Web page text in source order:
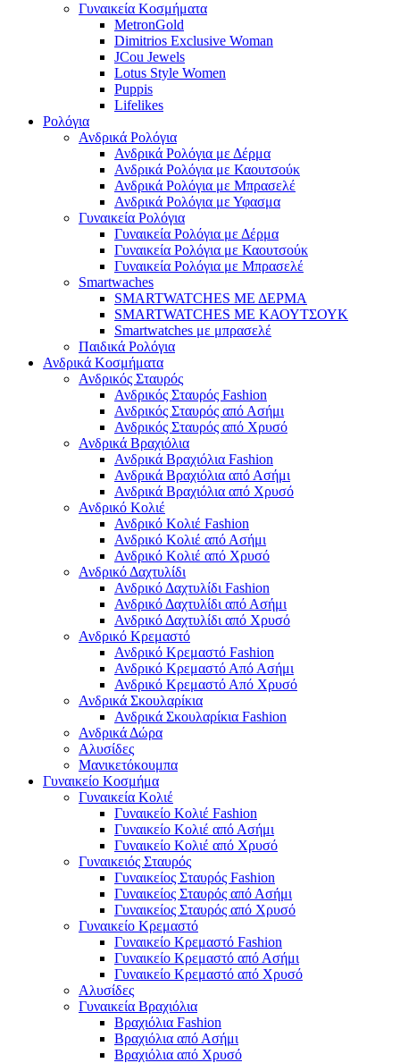
Γυναικεία Κοσμήματα
MetronGold
Dimitrios Exclusive Woman
JCou Jewels
Lotus Style Women
Puppis
Lifelikes
Ρολόγια
Ανδρικά Ρολόγια
Ανδρικά Ρολόγια με Δέρμα
Ανδρικά Ρολόγια με Καουτσούκ
Ανδρικά Ρολόγια με Μπρασελέ
Ανδρικά Ρολόγια με Υφασμα
Γυναικεία Ρολόγια
Γυναικεία Ρολόγια με Δέρμα
Γυναικεία Ρολόγια με Καουτσούκ
Γυναικεία Ρολόγια με Μπρασελέ
Smartwaches
SMARTWATCHES ΜΕ ΔΕΡΜΑ
SMARTWATCHES ΜΕ ΚΑΟΥΤΣΟΥΚ
Smartwatches με μπρασελέ
Παιδικά Ρολόγια
Ανδρικά Κοσμήματα
Ανδρικός Σταυρός
Ανδρικός Σταυρός Fashion
Ανδρικός Σταυρός από Ασήμι
Ανδρικός Σταυρός από Χρυσό
Ανδρικά Βραχιόλια
Ανδρικά Βραχιόλια Fashion
Ανδρικά Βραχιόλια από Ασήμι
Ανδρικά Βραχιόλια από Χρυσό
Ανδρικό Κολιέ
Ανδρικό Κολιέ Fashion
Ανδρικό Κολιέ από Ασήμι
Ανδρικό Κολιέ από Χρυσό
Ανδρικό Δαχτυλίδι
Ανδρικό Δαχτυλίδι Fashion
Ανδρικό Δαχτυλίδι από Ασήμι
Ανδρικό Δαχτυλίδι από Χρυσό
Ανδρικό Κρεμαστό
Ανδρικό Κρεμαστό Fashion
Ανδρικό Κρεμαστό Από Ασήμι
Ανδρικό Κρεμαστό Από Χρυσό
Ανδρικά Σκουλαρίκια
Ανδρικά Σκουλαρίκια Fashion
Ανδρικά Δώρα
Αλυσίδες
Μανικετόκουμπα
Γυναικείο Κοσμήμα
Γυναικεία Κολιέ
Γυναικείο Κολιέ Fashion
Γυναικείο Κολιέ από Ασήμι
Γυναικείο Κολιέ από Χρυσό
Γυναικειός Σταυρός
Γυναικείος Σταυρός Fashion
Γυναικείος Σταυρός από Ασήμι
Γυναικείος Σταυρός από Χρυσό
Γυναικείο Κρεμαστό
Γυναικείο Κρεμαστό Fashion
Γυναικείο Κρεμαστό από Ασήμι
Γυναικείο Κρεμαστό από Χρυσό
Αλυσίδες
Γυναικεία Βραχιόλια
Βραχιόλια Fashion
Βραχιόλια από Ασήμι
Βραχιόλια από Χρυσό